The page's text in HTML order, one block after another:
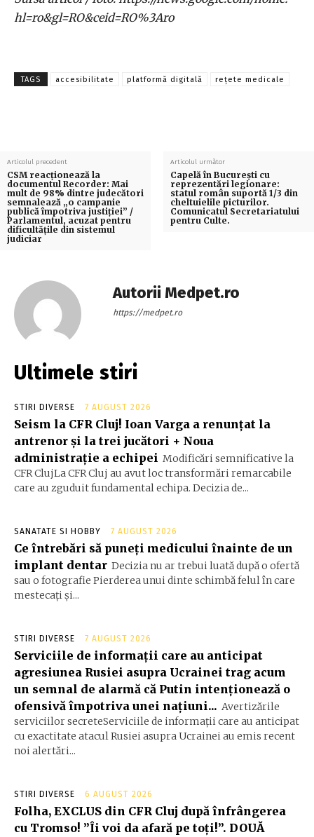
hl=ro&gl=RO&ceid=RO%3Aro
TAGS accesibilitate platformă digitală rețete medicale
Articolul precedent
CSM reacționează la
documentul Recorder: Mai
mult de 98% dintre judecători
semnalează „o campanie
publică împotriva justiției” /
Parlamentul, acuzat pentru
dificultățile din sistemul
judiciar
Articolul următor
Capelă în București cu
reprezentări legionare:
statul român suportă 1/3 din
cheltuielile picturilor.
Comunicatul Secretariatului
pentru Culte.
Autorii Medpet.ro
https://medpet.ro
Ultimele stiri
STIRI DIVERSE 7 AUGUST 2026
Seism la CFR Cluj! Ioan Varga a renunțat la
antrenor și la trei jucători + Noua
administrație a echipei Modificări semnificative la
CFR ClujLa CFR Cluj au avut loc transformări remarcabile
care au zguduit fundamental echipa. Decizia de...
SANATATE SI HOBBY 7 AUGUST 2026
Ce întrebări să puneți medicului înainte de un
implant dentar Decizia nu ar trebui luată după o ofertă
sau o fotografie Pierderea unui dinte schimbă felul în care
mestecați și...
STIRI DIVERSE 7 AUGUST 2026
Serviciile de informații care au anticipat
agresiunea Rusiei asupra Ucrainei trag acum
un semnal de alarmă că Putin intenționează o
ofensivă împotriva unei națiuni... Avertizările
serviciilor secreteServiciile de informații care au anticipat
cu exactitate atacul Rusiei asupra Ucrainei au emis recent
noi alertări...
STIRI DIVERSE 6 AUGUST 2026
Folha, EXCLUS din CFR Cluj după înfrângerea
cu Tromso! ”Îi voi da afară pe toți!”. DOUĂ